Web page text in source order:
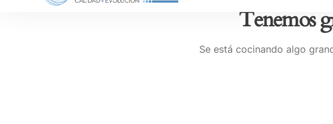
Tenemos
Se está cocinando algo